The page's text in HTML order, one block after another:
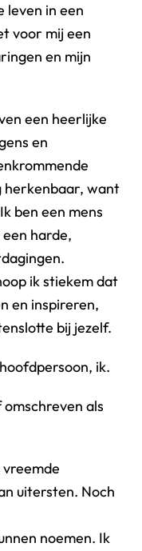
leven in een
voor mij een
en mijn
een heerlijke
en
herkenbaar, want
ben een mens
harde,
ik stiekem dat
en inspireren,
bij jezelf.
ik.
als
uitersten. Noch
noemen. Ik